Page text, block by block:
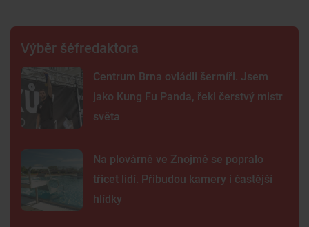
Výběr šéfredaktora
Centrum Brna ovládli šermíři. Jsem
jako Kung Fu Panda, řekl čerstvý mistr
světa
Na plovárně ve Znojmě se popralo
třicet lidí. Přibudou kamery i častější
hlídky